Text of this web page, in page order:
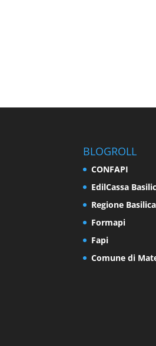
BLOGROLL
CONFAPI
EdilCassa
Regione
Formapi
Fapi
Comune di